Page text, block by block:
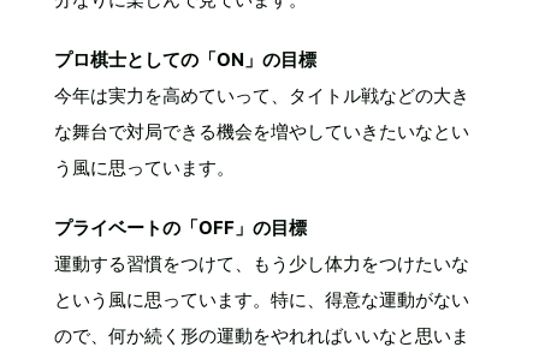
プロ棋士としての「ON」の目標
今年は実力を高めていって、タイトル戦などの大き
な舞台で対局できる機会を増やしていきたいなとい
う風に思っています。
プライベートの「OFF」の目標
運動する習慣をつけて、もう少し体力をつけたいな
という風に思っています。特に、得意な運動がない
ので、何か続く形の運動をやれればいいなと思いま